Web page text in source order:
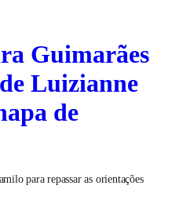
Guimarães
Luizianne
de
para repassar as orientações